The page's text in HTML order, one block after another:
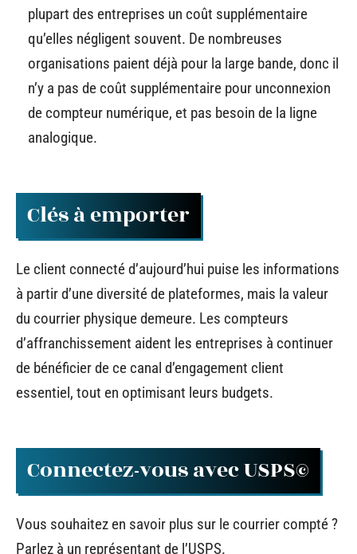
plupart des entreprises un coût supplémentaire
qu’elles négligent souvent. De nombreuses
organisations paient déjà pour la large bande, donc il
n’y a pas de coût supplémentaire pour unconnexion
de compteur numérique, et pas besoin de la ligne
analogique.
Clés à emporter
Le client connecté d’aujourd’hui puise les informations
à partir d’une diversité de plateformes, mais la valeur
du courrier physique demeure. Les compteurs
d’affranchissement aident les entreprises à continuer
de bénéficier de ce canal d’engagement client
essentiel, tout en optimisant leurs budgets.
Connectez-vous avec USPS©
Vous souhaitez en savoir plus sur le courrier compté ?
Parlez à un représentant de l’USPS.